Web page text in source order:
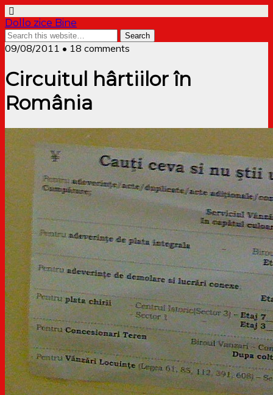
Dollo zice Bine
09/08/2011 • 18 comments
Circuitul hârtiilor în
România